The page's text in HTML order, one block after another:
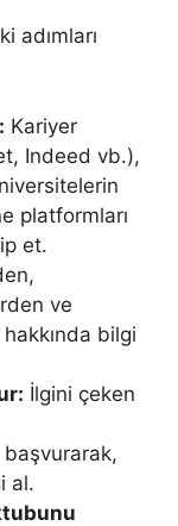
adımları
Kariyer
Indeed vb.),
platformları
et.
ve
bilgi
İlgini çeken
al.